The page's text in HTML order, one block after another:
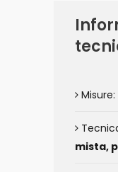
Misure:
mista,